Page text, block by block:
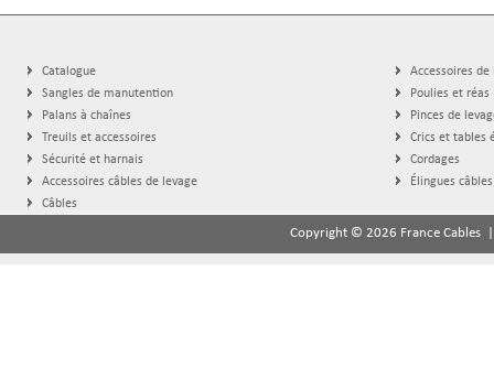
Catalogue
Sangles de manutention
Palans à chaînes
Treuils et accessoires
Sécurité et harnais
Accessoires câbles de levage
Câbles
Accessoires de
Poulies et réas
Pinces de
Crics et tables
Cordages
Élingues câbles
Copyright © 2026 France